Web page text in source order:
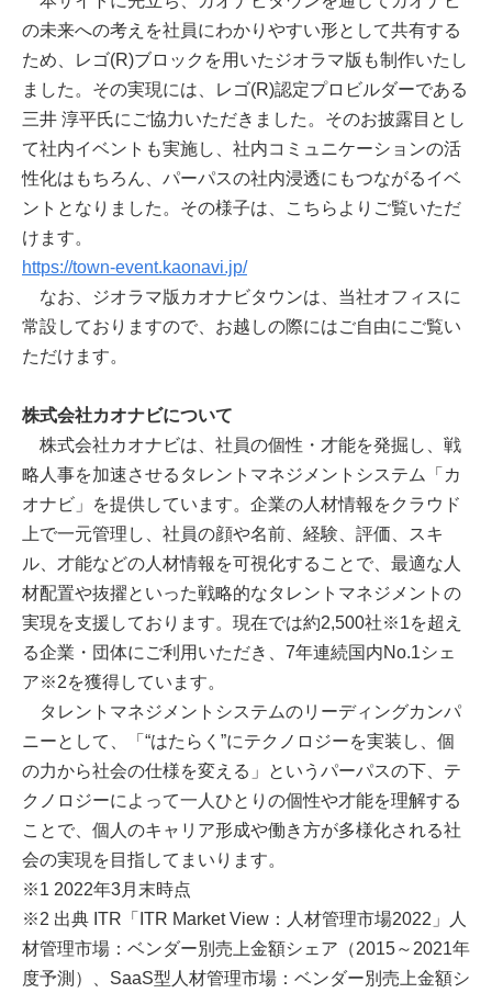
の未来への考えを社員にわかりやすい形として共有する
ため、レゴ(R)ブロックを用いたジオラマ版も制作いたし
ました。その実現には、レゴ(R)認定プロビルダーである
三井 淳平氏にご協力いただきました。そのお披露目とし
て社内イベントも実施し、社内コミュニケーションの活
性化はもちろん、パーパスの社内浸透にもつながるイベ
ントとなりました。その様子は、こちらよりご覧いただ
けます。
https://town-event.kaonavi.jp/
なお、ジオラマ版カオナビタウンは、当社オフィスに
常設しておりますので、お越しの際にはご自由にご覧い
ただけます。
株式会社カオナビについて
株式会社カオナビは、社員の個性・才能を発掘し、戦
略人事を加速させるタレントマネジメントシステム「カ
オナビ」を提供しています。企業の人材情報をクラウド
上で一元管理し、社員の顔や名前、経験、評価、スキ
ル、才能などの人材情報を可視化することで、最適な人
材配置や抜擢といった戦略的なタレントマネジメントの
実現を支援しております。現在では約2,500社※1を超え
る企業・団体にご利用いただき、7年連続国内No.1シェ
ア※2を獲得しています。
タレントマネジメントシステムのリーディングカンパ
ニーとして、「“はたらく”にテクノロジーを実装し、個
の力から社会の仕様を変える」というパーパスの下、テ
クノロジーによって一人ひとりの個性や才能を理解する
ことで、個人のキャリア形成や働き方が多様化される社
会の実現を目指してまいります。
※1 2022年3月末時点
※2 出典 ITR「ITR Market View：人材管理市場2022」人
材管理市場：ベンダー別売上金額シェア（2015～2021年
度予測）、SaaS型人材管理市場：ベンダー別売上金額シ